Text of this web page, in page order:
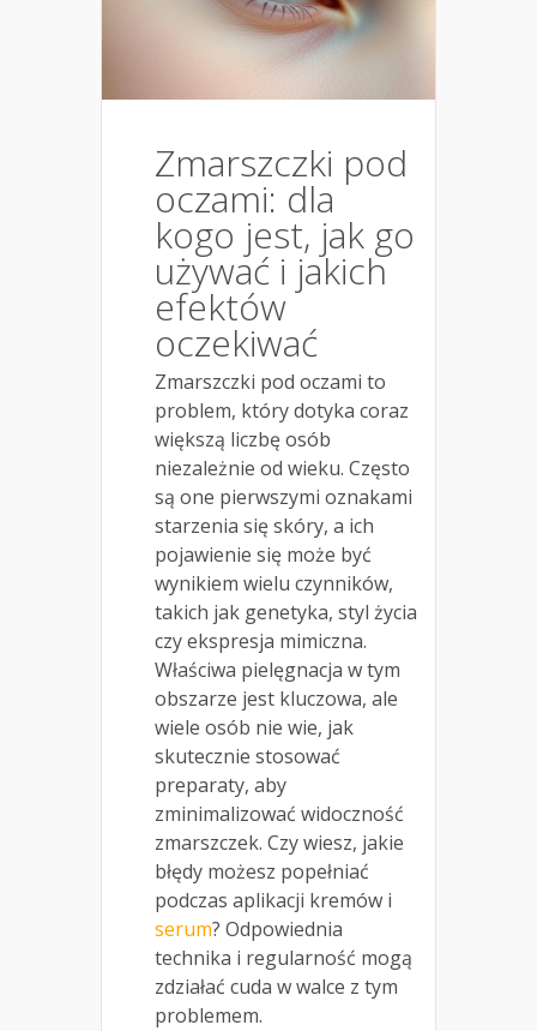
Zmarszczki pod
oczami: dla
kogo jest, jak go
używać i jakich
efektów
oczekiwać
Zmarszczki pod oczami to
problem, który dotyka coraz
większą liczbę osób
niezależnie od wieku. Często
są one pierwszymi oznakami
starzenia się skóry, a ich
pojawienie się może być
wynikiem wielu czynników,
takich jak genetyka, styl życia
czy ekspresja mimiczna.
Właściwa pielęgnacja w tym
obszarze jest kluczowa, ale
wiele osób nie wie, jak
skutecznie stosować
preparaty, aby
zminimalizować widoczność
zmarszczek. Czy wiesz, jakie
błędy możesz popełniać
podczas aplikacji kremów i
serum? Odpowiednia
technika i regularność mogą
zdziałać cuda w walce z tym
problemem.